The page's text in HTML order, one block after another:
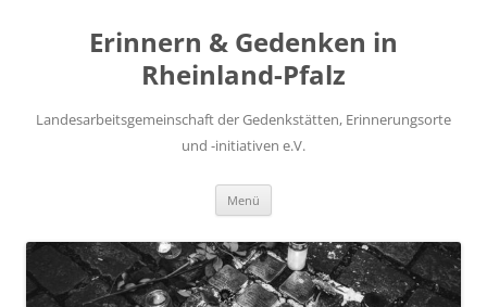
Erinnern & Gedenken in
Rheinland-Pfalz
Landesarbeitsgemeinschaft der Gedenkstätten, Erinnerungsorte
und -initiativen e.V.
Menü